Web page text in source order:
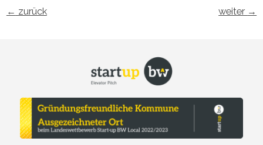
← zurück weiter →